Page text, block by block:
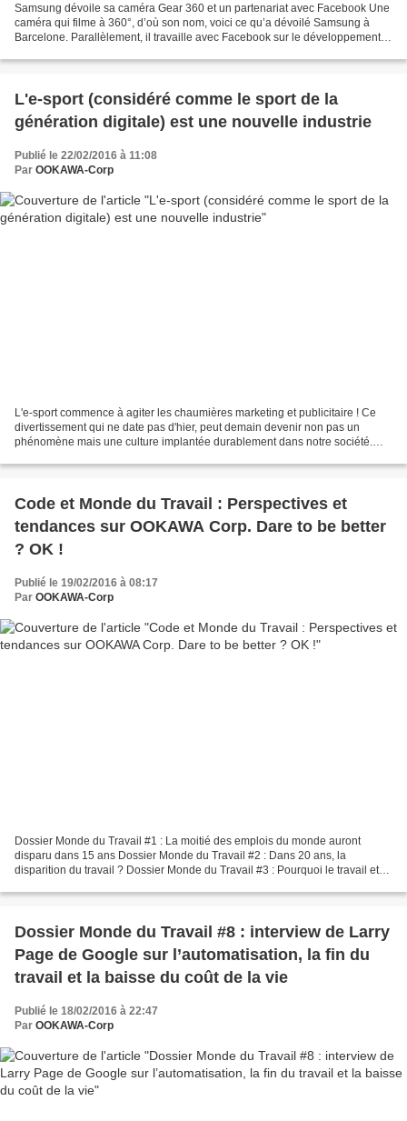
Samsung dévoile sa caméra Gear 360 et un partenariat avec Facebook Une
caméra qui filme à 360°, d’où son nom, voici ce qu’a dévoilé Samsung à
Barcelone. Parallèlement, il travaille avec Facebook sur le développement
L'e-sport (considéré comme le sport de la
génération digitale) est une nouvelle industrie
Publié le 22/02/2016 à 11:08
Par OOKAWA-Corp
L'e-sport commence à agiter les chaumières marketing et publicitaire ! Ce
divertissement qui ne date pas d'hier, peut demain devenir non pas un
phénomène mais une culture implantée durablement dans notre société.
Code et Monde du Travail : Perspectives et
tendances sur OOKAWA Corp. Dare to be better
? OK !
Publié le 19/02/2016 à 08:17
Par OOKAWA-Corp
Dossier Monde du Travail #1 : La moitié des emplois du monde auront
disparu dans 15 ans Dossier Monde du Travail #2 : Dans 20 ans, la
disparition du travail ? Dossier Monde du Travail #3 : Pourquoi le travail et
Dossier Monde du Travail #8 : interview de Larry
Page de Google sur l’automatisation, la fin du
travail et la baisse du coût de la vie
Publié le 18/02/2016 à 22:47
Par OOKAWA-Corp